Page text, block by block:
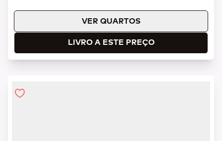
VER QUARTOS
LIVRO A ESTE PREÇO